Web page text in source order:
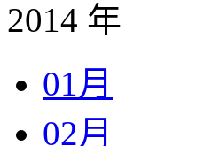
2014 年
01月
02月